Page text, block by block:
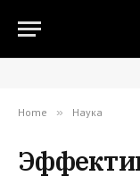
Home » Наука